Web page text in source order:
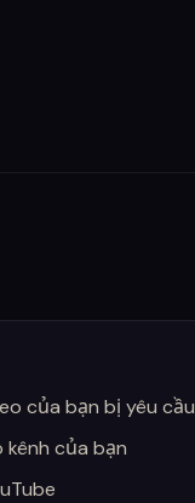
của bạn bị yêu cầu
của bạn